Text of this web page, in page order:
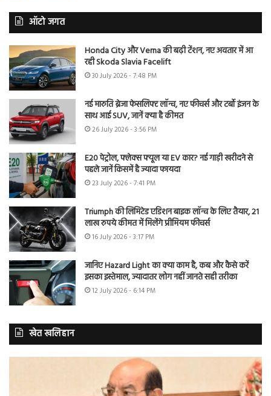
ऑटो जगत
Honda City और Verna की बढ़ी टेंशन, नए अवतार में आ
रही Skoda Slavia Facelift
30 July 2026 - 7:48 PM
नई मारुति ब्रेजा फेसलिफ्ट लॉन्च, नए फीचर्स और टर्बो इंजन के
साथ आई SUV, जानें क्या है कीमत
26 July 2026 - 3:56 PM
E20 पेट्रोल, फ्लेक्स फ्यूल या EV कार? नई गाड़ी खरीदने से
पहले जानें किसमें है ज्यादा फायदा
23 July 2026 - 7:41 PM
Triumph की लिमिटेड एडिशन बाइक लॉन्च के लिए तैयार, 21
लाख रुपये कीमत में मिलेंगे प्रीमियम फीचर्स
16 July 2026 - 3:17 PM
जानिए Hazard Light का क्या काम है, कब और कैसे करें
इसका इस्तेमाल, ज्यादातर लोग नहीं जानते सही तरीका
12 July 2026 - 6:14 PM
खेत खलिहान